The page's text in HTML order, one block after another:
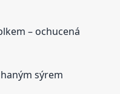
– ochucená
sýrem